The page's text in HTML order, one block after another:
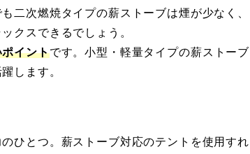
二次燃焼タイプの薪ストーブは煙が少なく、
クスできるでしょう。
イントです。小型・軽量タイプの薪ストーブ
します。
ひとつ。薪ストーブ対応のテントを使用すれ